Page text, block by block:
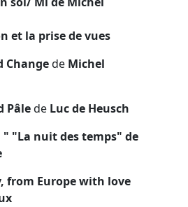
la prise de vues
Changede Michel
Pâlede Luc de Heusch
" "La nuit des temps" de
from Europe with love